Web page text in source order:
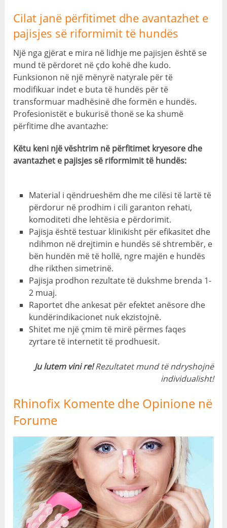
Cilat janë përfitimet dhe avantazhet e
pajisjes së riformimit të hundës
Një nga gjërat e mira në lidhje me pajisjen është se
mund të përdoret në çdo kohë dhe kudo.
Funksionon në një mënyrë natyrale për të
modifikuar indet e buta të hundës për të
transformuar madhësinë dhe formën e hundës.
Profesionistët e bukurisë thonë se ka shumë
përfitime dhe avantazhe:
Këtu keni një vështrim në përfitimet kryesore dhe
avantazhet e pajisjes së riformimit të hundës:
Material i qëndrueshëm dhe me cilësi të lartë të
përdorur në prodhim i cili garanton rehati,
komoditeti dhe lehtësia e përdorimit.
Pajisja është testuar klinikisht për efikasitet dhe
ndihmon në drejtimin e hundës së shtrembër, e
bën hundën më të hollë, ngre majën e hundës
dhe rikthen simetrinë.
Pajisja prodhon rezultate të dukshme brenda 1-
2 muaj.
Raportet dhe ankesat për efektet anësore dhe
kundërindikacionet nuk ekzistojnë.
Shitet me një çmim të mirë përmes faqes
zyrtare të internetit të prodhuesit.
Ju lutem vini re!Rezultatet mund të ndryshojnë
individualisht!
Rhinofix Komente dhe Opinione në
Forume